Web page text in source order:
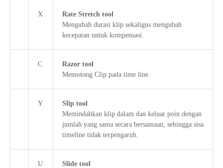
X
Rate Stretch tool
Mengubah durasi klip sekaligus mengubah
kecepatan untuk kompensasi.
C
Razor tool
Memotong Clip pada time line.
Y
Slip tool
Memindahkan klip dalam dan keluar poin dengan
jumlah yang sama secara bersamaan, sehingga sisa
timeline tidak terpengaruh.
U
Slide tool